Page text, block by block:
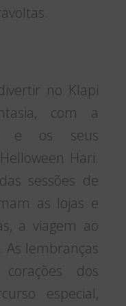
no Klapi
com a
e os seus
Hari.
sessões de
as lojas e
a viagem ao
As lembranças
dos
especial,